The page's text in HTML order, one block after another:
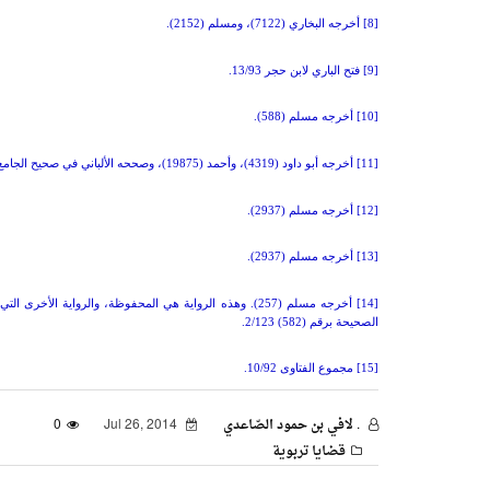
[8] أخرجه البخاري (7122)، ومسلم (2152).
[9] فتح الباري لابن حجر 13/93.
[11] أخرجه أبو داود (4319)، وأحمد (19875)، وصححه الألباني في صحيح الجامع (6301).
[12] أخرجه مسلم (2937).
[13] أخرجه مسلم (2937).
[14] أخرجه مسلم (257). وهذه الرواية هي المحفوظة،
الصحيحة برقم (582) 2/123.
. لافي بن حمود الصّاعدي
0
قضايا تربوية